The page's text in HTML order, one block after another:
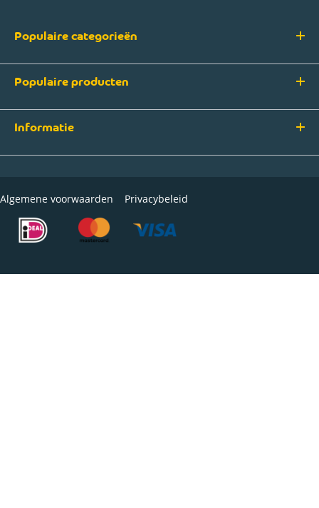
Populaire categorieën
Populaire producten
Informatie
Algemene voorwaarden Privacybeleid